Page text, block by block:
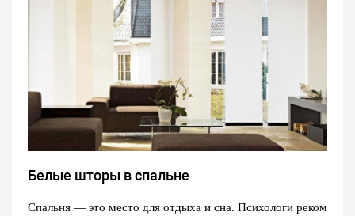
Белые шторы в спальне
Спальня — это место для отдыха и сна. Психологи реком